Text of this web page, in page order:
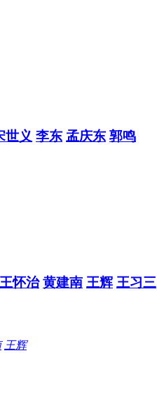
世义 李东 孟庆东 郭鸣
王怀治 黄建南 王辉 王习三
王辉